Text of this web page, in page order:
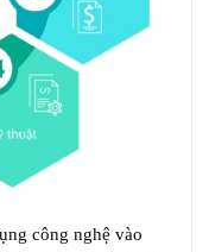
công nghệ vào